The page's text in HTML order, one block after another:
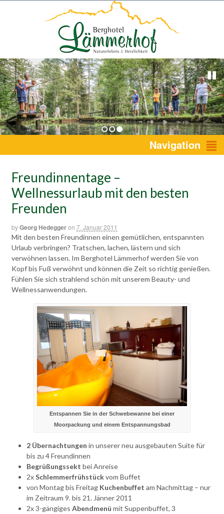
1 2 3 Navigation
Freundinnentage –
Wellnessurlaub mit den besten
Freunden
byGeorg Hedeggeron 7. Januar 2011
Mit den besten Freundinnen einen gemütlichen, entspannten
Urlaub verbringen? Tratschen, lachen, lästern und sich
verwöhnen lassen. Im Berghotel Lämmerhof werden Sie von
Kopf bis Fuß verwöhnt und können die Zeit so richtig genießen.
Fühlen Sie sich strahlend schön mit unserem Beauty- und
Wellnessanwendungen.
Entspannen Sie in der Schwebewanne bei einer
Moorpackung und einem Entspannungsbad
2 Übernachtungen in unserer neu ausgebauten Suite für
bis zu 4 Freundinnen
Begrüßungssekt bei Anreise
2xSchlemmerfrühstückvom Buffet
von Montag bis Freitag Kuchenbuffet am Nachmittag – nur
im Zeitraum 9. bis 21. Jänner 2011
2x 3-gängiges Abendmenü mit Suppenbuffet, 3